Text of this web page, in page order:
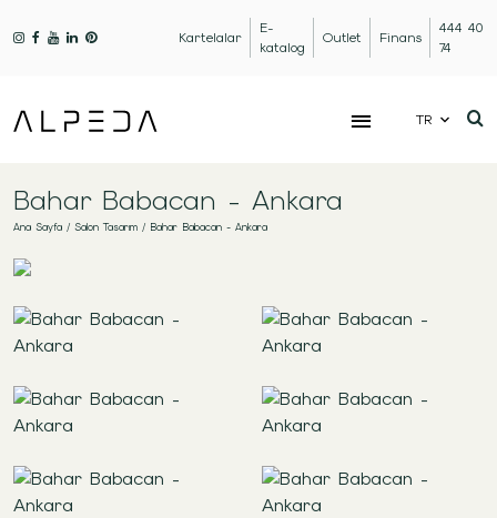
Kartelalar
E-
katalog
Outlet Finans
444 40
74
TR
Bahar Babacan - Ankara
Ana Sayfa / Salon Tasarım / Bahar Babacan - Ankara